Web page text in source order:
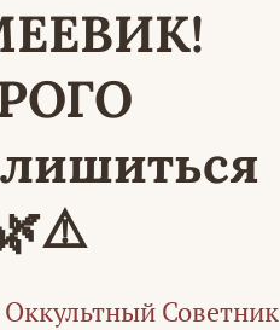
Оккультный Советник